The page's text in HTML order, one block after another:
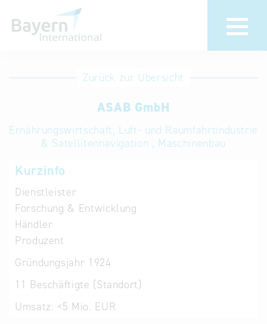
Anmeldung
Unternehmen
Institution
Eintrag
löschen
Aktualisieren
Sie Ihren
Zurück zur Übersicht
ASAB GmbH
Ernährungswirtschaft, Luft- und Raumfahrtindustrie
& Satellitennavigation , Maschinenbau
Kurzinfo
Dienstleister
Forschung & Entwicklung
Händler
Produzent
Gründungsjahr 1924
11 Beschäftigte (Standort)
Umsatz: <5 Mio. EUR